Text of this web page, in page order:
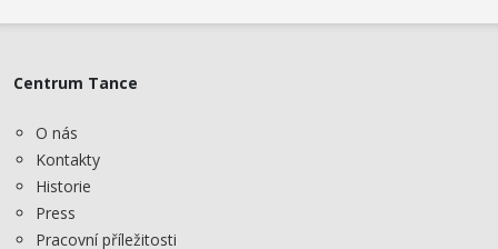
Centrum Tance
O nás
Kontakty
Historie
Press
Pracovní příležitosti